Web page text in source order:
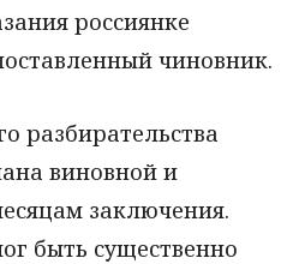
россиянке
чиновник.
разбирательства
виновной и
заключения.
быть существенно